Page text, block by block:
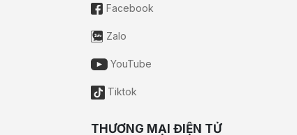
Facebook
Zalo
YouTube
Tiktok
THƯƠNG MẠI ĐIỆN TỬ